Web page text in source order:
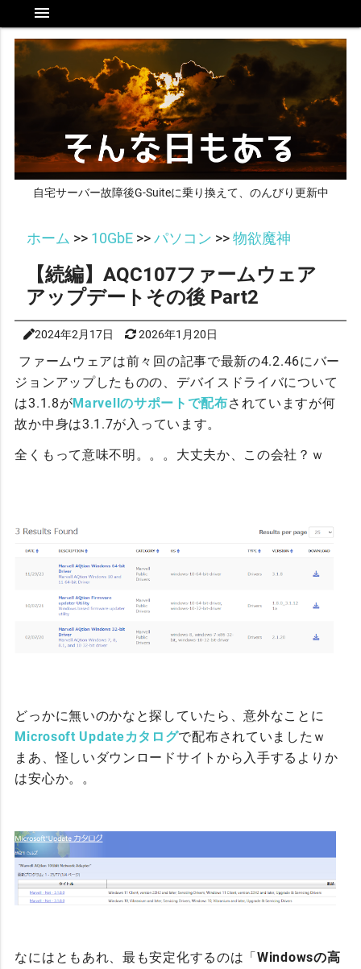
menu
自宅サーバー故障後G-Suiteに乗り換えて、のんびり更新中
ホーム >> 10GbE >>パソコン >>物欲魔神
【続編】AQC107ファームウェア
アップデートその後 Part2
2024年2月17日 2026年1月20日
ファームウェアは前々回の記事で最新の4.2.46にバー
ジョンアップしたものの、デバイスドライバについて
は3.1.8がMarvellのサポートで配布されていますが何
故か中身は3.1.7が入っています。
全くもって意味不明。。。大丈夫か、この会社？ｗ
どっかに無いのかなと探していたら、意外なことに
Microsoft Updateカタログで配布されていましたｗ
まあ、怪しいダウンロードサイトから入手するよりか
は安心か。。
なにはともあれ、最も安定化するのは「Windowsの高